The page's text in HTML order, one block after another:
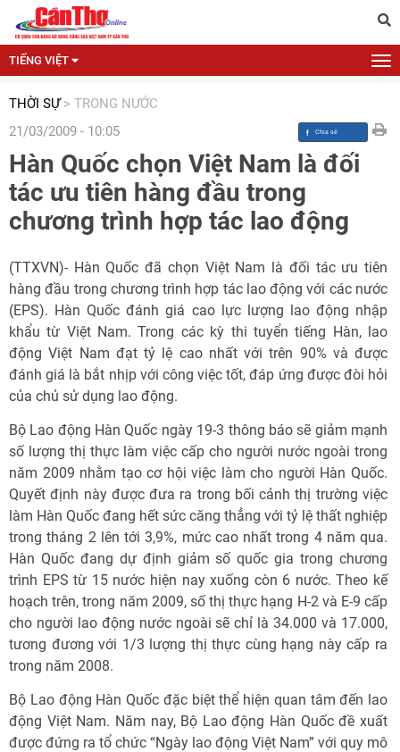
TIẾNG VIỆT
THỜI SỰ > TRONG NƯỚC
21/03/2009 - 10:05
Hàn Quốc chọn Việt Nam là đối
tác ưu tiên hàng đầu trong
chương trình hợp tác lao động
(TTXVN)- Hàn Quốc đã chọn Việt Nam là đối tác ưu tiên
hàng đầu trong chương trình hợp tác lao động với các nước
(EPS). Hàn Quốc đánh giá cao lực lượng lao động nhập
khẩu từ Việt Nam. Trong các kỳ thi tuyển tiếng Hàn, lao
động Việt Nam đạt tỷ lệ cao nhất với trên 90% và được
đánh giá là bắt nhịp với công việc tốt, đáp ứng được đòi hỏi
của chủ sử dụng lao động.
Bộ Lao động Hàn Quốc ngày 19-3 thông báo sẽ giảm mạnh
số lượng thị thực làm việc cấp cho người nước ngoài trong
năm 2009 nhằm tạo cơ hội việc làm cho người Hàn Quốc.
Quyết định này được đưa ra trong bối cảnh thị trường việc
làm Hàn Quốc đang hết sức căng thẳng với tỷ lệ thất nghiệp
trong tháng 2 lên tới 3,9%, mức cao nhất trong 4 năm qua.
Hàn Quốc đang dự định giảm số quốc gia trong chương
trình EPS từ 15 nước hiện nay xuống còn 6 nước. Theo kế
hoạch trên, trong năm 2009, số thị thực hạng H-2 và E-9 cấp
cho người lao động nước ngoài sẽ chỉ là 34.000 và 17.000,
tương đương với 1/3 lượng thị thực cùng hạng này cấp ra
trong năm 2008.
Bộ Lao động Hàn Quốc đặc biệt thể hiện quan tâm đến lao
động Việt Nam. Năm nay, Bộ Lao động Hàn Quốc đề xuất
được đứng ra tổ chức “Ngày lao động Việt Nam” với quy mô